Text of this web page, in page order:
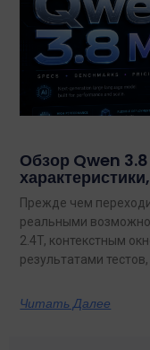
Обзор Qwen
Прежде чем
реальными
2.4T, контекстным
результатами
Читать Далее